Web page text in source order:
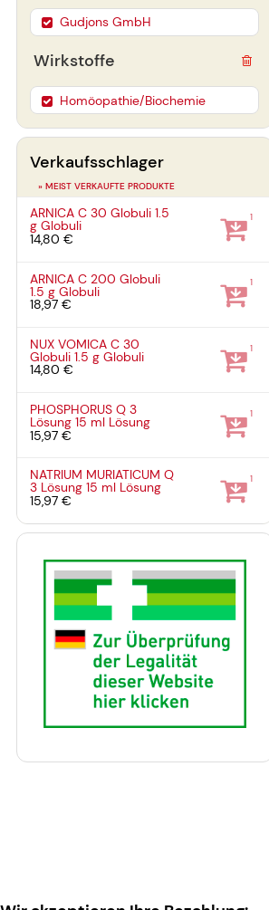
Gudjons GmbH
Wirkstoffe
Homöopathie/Biochemie
Verkaufsschlager
» MEIST VERKAUFTE PRODUKTE
ARNICA C 30 Globuli1.5
gGlobuli
14,80 €
1
ARNICA C 200 Globuli
1.5 gGlobuli
18,97 €
1
NUX VOMICA C 30
Globuli1.5 gGlobuli
14,80 €
1
PHOSPHORUS Q 3
Lösung15 ml Lösung
15,97 €
1
NATRIUM MURIATICUM Q
3 Lösung15 ml Lösung
15,97 €
1